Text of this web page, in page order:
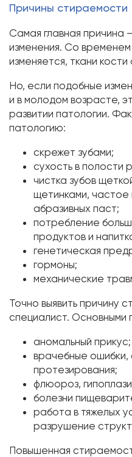
Причины стираемости
Самая главная причина
изменения. Со
изменяется, ткани
Но, если подобные
и в молодом возрасте,
развитии патологии.
патологию:
скрежет зубами;
сухость в полости
чистка зубов
щетинками, частое
абразивных паст;
потребление
продуктов и
генетическая
гормоны;
механические
Точно выявить причину
специалист. Основными
аномальный прикус;
врачебные ошибки,
протезирования;
флюороз,
болезни
работа в тяжелых
разрушение
Повышенная